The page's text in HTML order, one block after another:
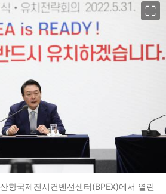
항국제전시컨벤션센터(BPEX)에서 열린